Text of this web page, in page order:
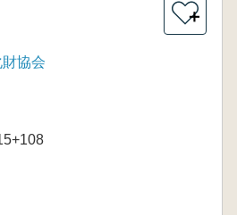
＋
協会